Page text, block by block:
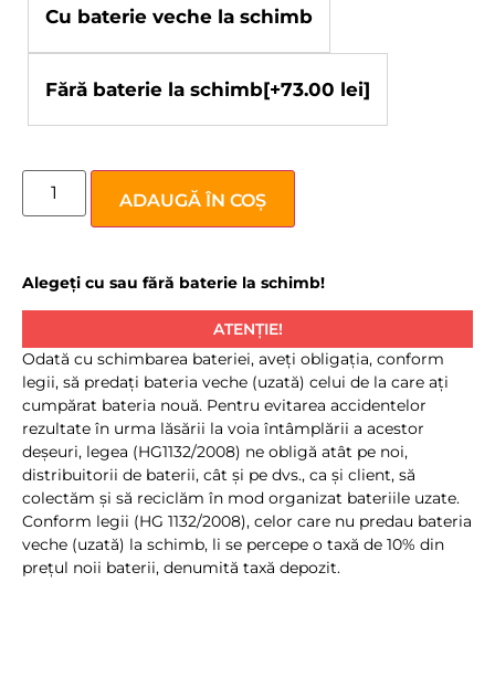
Cu baterie veche la schimb
Fără baterie la schimb[+73.00 lei]
ADAUGĂ ÎN COȘ
Alegeți cu sau fără baterie la schimb!
ATENȚIE!
Odată cu schimbarea bateriei, aveţi obligaţia, conform
legii, să predaţi bateria veche (uzată) celui de la care aţi
cumpărat bateria nouă. Pentru evitarea accidentelor
rezultate în urma lăsării la voia întâmplării a acestor
deşeuri, legea (HG1132/2008) ne obligă atât pe noi,
distribuitorii de baterii, cât şi pe dvs., ca şi client, să
colectăm şi să reciclăm în mod organizat bateriile uzate.
Conform legii (HG 1132/2008), celor care nu predau bateria
veche (uzată) la schimb, li se percepe o taxă de 10% din
preţul noii baterii, denumită taxă depozit.